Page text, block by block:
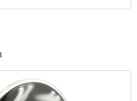
Continuar a comprar